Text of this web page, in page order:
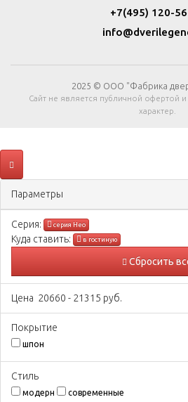
+7(495) 120-
2025 © ООО "Фабрика
Сайт не является публичной офертой
характер.
Параметры
Серия: серия Нео
Куда ставить: в гостиную
Сбросить
Цена 20660 - 21315 руб.
Покрытиe
шпон
Стиль
модерн современные